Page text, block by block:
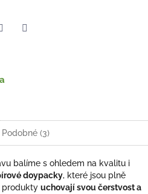
Podobné (3)
balíme s ohledem na kvalitu i
doypacky, které jsou plně
produkty uchovají svou čerstvost a